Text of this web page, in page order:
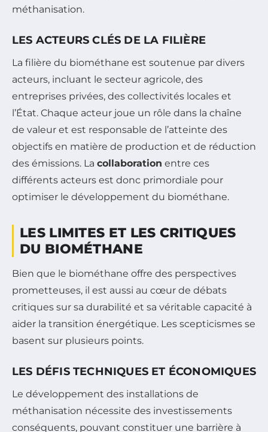
méthanisation.
LES ACTEURS CLÉS DE LA FILIÈRE
La filière du biométhane est soutenue par divers
acteurs, incluant le secteur agricole, des
entreprises privées, des collectivités locales et
l’État. Chaque acteur joue un rôle dans la chaîne
de valeur et est responsable de l’atteinte des
objectifs en matière de production et de réduction
des émissions. La collaboration entre ces
différents acteurs est donc primordiale pour
optimiser le développement du biométhane.
LES LIMITES ET LES CRITIQUES
DU BIOMÉTHANE
Bien que le biométhane offre des perspectives
prometteuses, il est aussi au cœur de débats
critiques sur sa durabilité et sa véritable capacité à
aider la transition énergétique. Les scepticismes se
basent sur plusieurs points.
LES DÉFIS TECHNIQUES ET ÉCONOMIQUES
Le développement des installations de
méthanisation nécessite des investissements
conséquents, pouvant constituer une barrière à